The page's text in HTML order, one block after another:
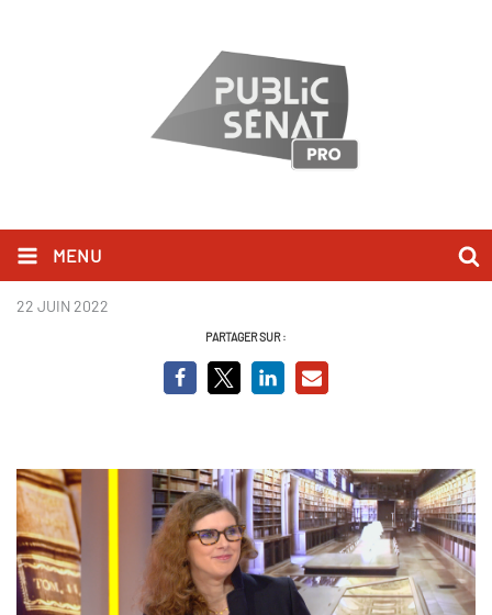
MENU
CAMILLE_LEFEVBRE.png
22 JUIN 2022
PARTAGER SUR :